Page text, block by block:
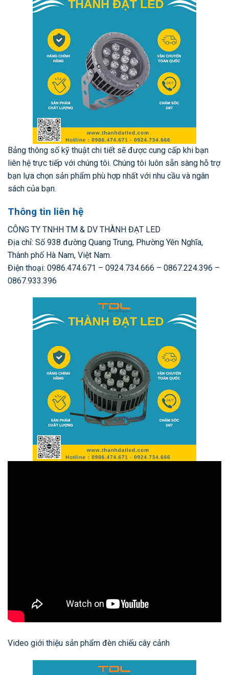
Bảng thông số kỹ thuật chi tiết sẽ được cung cấp khi bạn
liên hệ trực tiếp với chúng tôi. Chúng tôi luôn sẵn sàng hỗ trợ
bạn lựa chọn sản phẩm phù hợp nhất với nhu cầu và ngân
sách của bạn.
Thông tin liên hệ
CÔNG TY TNHH TM & DV THÀNH ĐẠT LED
Địa chỉ: Số 938 đường Quang Trung, Phường Yên Nghĩa,
Thành phố Hà Nam, Việt Nam.
Điện thoại: 0986.474.671 – 0924.734.666 – 0867.224.396 –
0867.933.396
Video giới thiệu sản phẩm đèn chiếu cây cảnh